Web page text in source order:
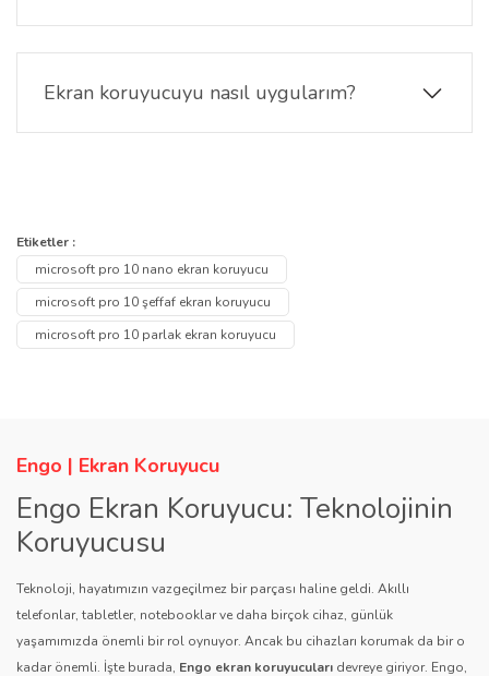
Hayır, Microsoft Surface Pro 10 13 inç Ekran
Koruyucu çıkarıldığında ekranda hiçbir yapışkan
kalıntı bırakmaz ve yüzeye zarar vermez. Yeni bir
ekran koruyucu ile kolayca değiştirilebilir.
Ekran koruyucuyu nasıl uygularım?
Microsoft Surface Pro 10 13 inç Ekran Koruyucu'yu
Yorum Yaz
konularda yetersiz gördüğünüz noktaları öneri formunu kullanarak
tarafımıza iletebilirsiniz.
Görüş ve önerileriniz için teşekkür ederiz.
Ürün resmi kalitesiz, bozuk veya görüntülenemiyor.
Ürün fiyatı diğer sitelerden daha pahalı.
Bu ürüne benzer farklı alternatifler olmalı.
Gönder
Soru Sor
Etiketler :
microsoft pro 10 nano ekran koruyucu
microsoft pro 10 şeffaf ekran koruyucu
microsoft pro 10 parlak ekran koruyucu
Engo | Ekran Koruyucu
Engo Ekran Koruyucu: Teknolojinin
Koruyucusu
Teknoloji, hayatımızın vazgeçilmez bir parçası haline geldi. Akıllı
telefonlar, tabletler, notebooklar ve daha birçok cihaz, günlük
yaşamımızda önemli bir rol oynuyor. Ancak bu cihazları korumak da bir o
kadar önemli. İşte burada, Engo ekran koruyucuları devreye giriyor. Engo,